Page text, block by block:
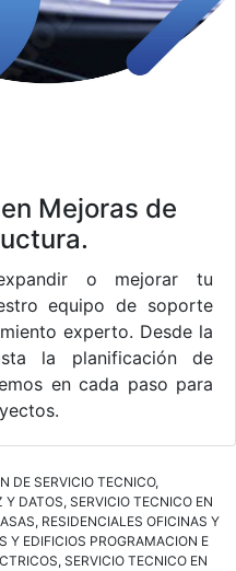
Mejoras de
o mejorar tu
equipo de soporte
experto. Desde la
la planificación de
en cada paso para
DE SERVICIO TECNICO,
DATOS, SERVICIO TECNICO EN
RESIDENCIALES OFICINAS Y
Y EDIFICIOS PROGRAMACION E
SERVICIO TECNICO EN